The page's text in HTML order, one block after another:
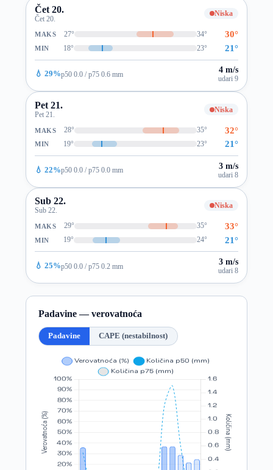
Čet 20.
Čet 20.
Niska
MAKS 27° 34° 30°
MIN 18° 23° 21°
💧 29%p50 0.0 / p75 0.6 mm 4 m/s
udari 9
Pet 21.
Pet 21.
Niska
MAKS 28° 35° 32°
MIN 19° 23° 21°
💧 22%p50 0.0 / p75 0.0 mm 3 m/s
udari 8
Sub 22.
Sub 22.
Niska
MAKS 29° 35° 33°
MIN 19° 24° 21°
💧 25%p50 0.0 / p75 0.2 mm 3 m/s
udari 8
Padavine — verovatnoća
Padavine CAPE (nestabilnost)